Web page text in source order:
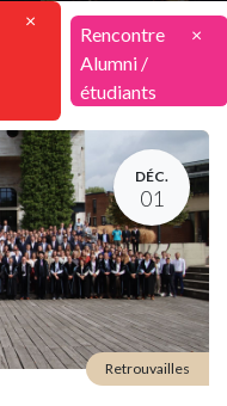
×
Rencontre
Alumni /
étudiants
×
DÉC.
01
Retrouvailles